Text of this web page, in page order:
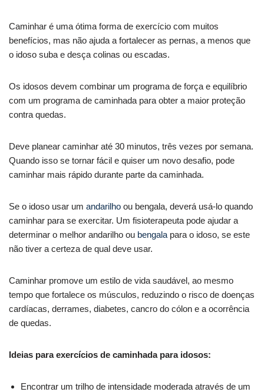
Caminhar é uma ótima forma de exercício com muitos
benefícios, mas não ajuda a fortalecer as pernas, a menos que
o idoso suba e desça colinas ou escadas.
Os idosos devem combinar um programa de força e equilíbrio
com um programa de caminhada para obter a maior proteção
contra quedas.
Deve planear caminhar até 30 minutos, três vezes por semana.
Quando isso se tornar fácil e quiser um novo desafio, pode
caminhar mais rápido durante parte da caminhada.
Se o idoso usar um andarilho ou bengala, deverá usá-lo quando
caminhar para se exercitar. Um fisioterapeuta pode ajudar a
determinar o melhor andarilho ou bengala para o idoso, se este
não tiver a certeza de qual deve usar.
Caminhar promove um estilo de vida saudável, ao mesmo
tempo que fortalece os músculos, reduzindo o risco de doenças
cardíacas, derrames, diabetes, cancro do cólon e a ocorrência
de quedas.
Ideias para exercícios de caminhada para idosos:
Encontrar um trilho de intensidade moderada através de um